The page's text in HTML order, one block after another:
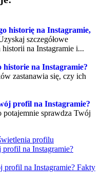
historię na Instagramie,
szczegółowe
na Instagramie i...
historie na Instagramie?
zastanawia się, czy ich
profil na Instagramie?
potajemnie sprawdza Twój
profilu
na Instagramie?
profil na Instagramie? Fakty